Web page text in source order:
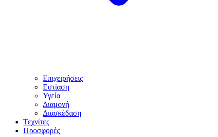
Επιχειρήσεις
Εστίαση
Υγεία
Διαμονή
Διασκέδαση
Τεχνίτες
Προσφορές